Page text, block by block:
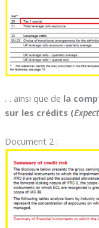
… ainsi que de la
sur les crédits (
Document 2 :